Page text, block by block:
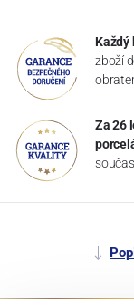
Každý
zboží
Za 26